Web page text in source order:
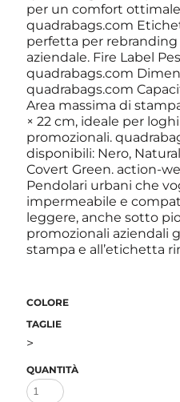
per un comfort ottimale
quadrabags.com
perfetta per rebranding
aziendale. Fire Label
quadrabags.com
quadrabags.com
Area massima di
× 22 cm, ideale per
promozionali.
disponibili: Nero,
Covert Green. action-
Pendolari urbani che
impermeabile e
leggere, anche sotto
promozionali aziendali
stampa e all’etichetta
COLORE
TAGLIE
>
QUANTITÀ